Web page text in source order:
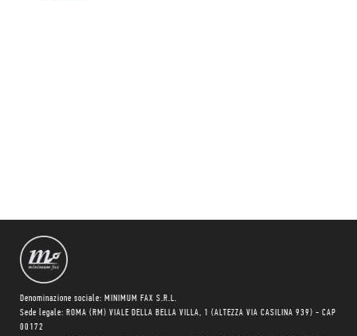
Denominazione sociale: MINIMUM FAX S.R.L.
Sede legale: ROMA (RM) VIALE DELLA BELLA VILLA, 1 (ALTEZZA VIA CASILINA 939) - CAP
00172